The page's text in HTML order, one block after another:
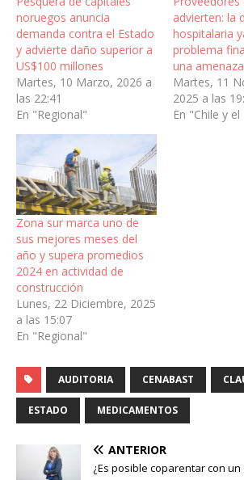
noruegos anuncia
demanda contra el Estado
y advierte daño superior a
US$100 millones
Martes, 10 Marzo, 2026 a
las 22:41
En "Regional"
advierten: la
hospitalaria
problema
una
Martes, 11
2025 a las
En "Chile y
Zona sur marca uno de
sus mejores meses del
año y supera promedios
2024 en actividad de
construcción
Lunes, 22 Diciembre, 2025
a las 15:07
En "Regional"
AUDITORIA CENABAST
ESTADO MEDICAMENTOS
ANTERIOR
¿Es posible coparentar con